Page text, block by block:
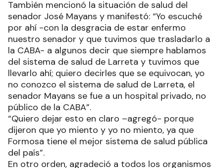
También mencionó la situación de salud del
senador José Mayans y manifestó: “Yo escuché
por ahí -con la desgracia de estar enfermo
nuestro senador y que tuvimos que trasladarlo a
la CABA- a algunos decir que siempre hablamos
del sistema de salud de Larreta y tuvimos que
llevarlo ahí; quiero decirles que se equivocan, yo
no conozco el sistema de salud de Larreta, el
senador Mayans se fue a un hospital privado, no
público de la CABA”.
“Quiero dejar esto en claro –agregó- porque
dijeron que yo miento y yo no miento, ya que
Formosa tiene el mejor sistema de salud pública
del país”.
En otro orden, agradeció a todos los organismos